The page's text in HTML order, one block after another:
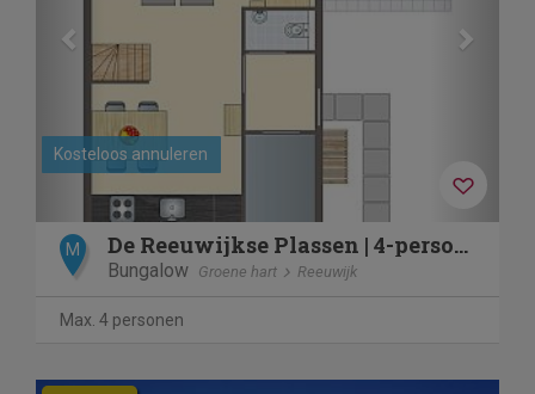
Kosteloos annuleren
M De Reeuwijkse Plassen | 4-persoons kinderwoning | 4CK2
Bungalow Groene hart Reeuwijk
Max. 4 personen